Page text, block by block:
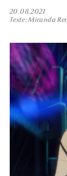
20.08.2021
Texte Miranda